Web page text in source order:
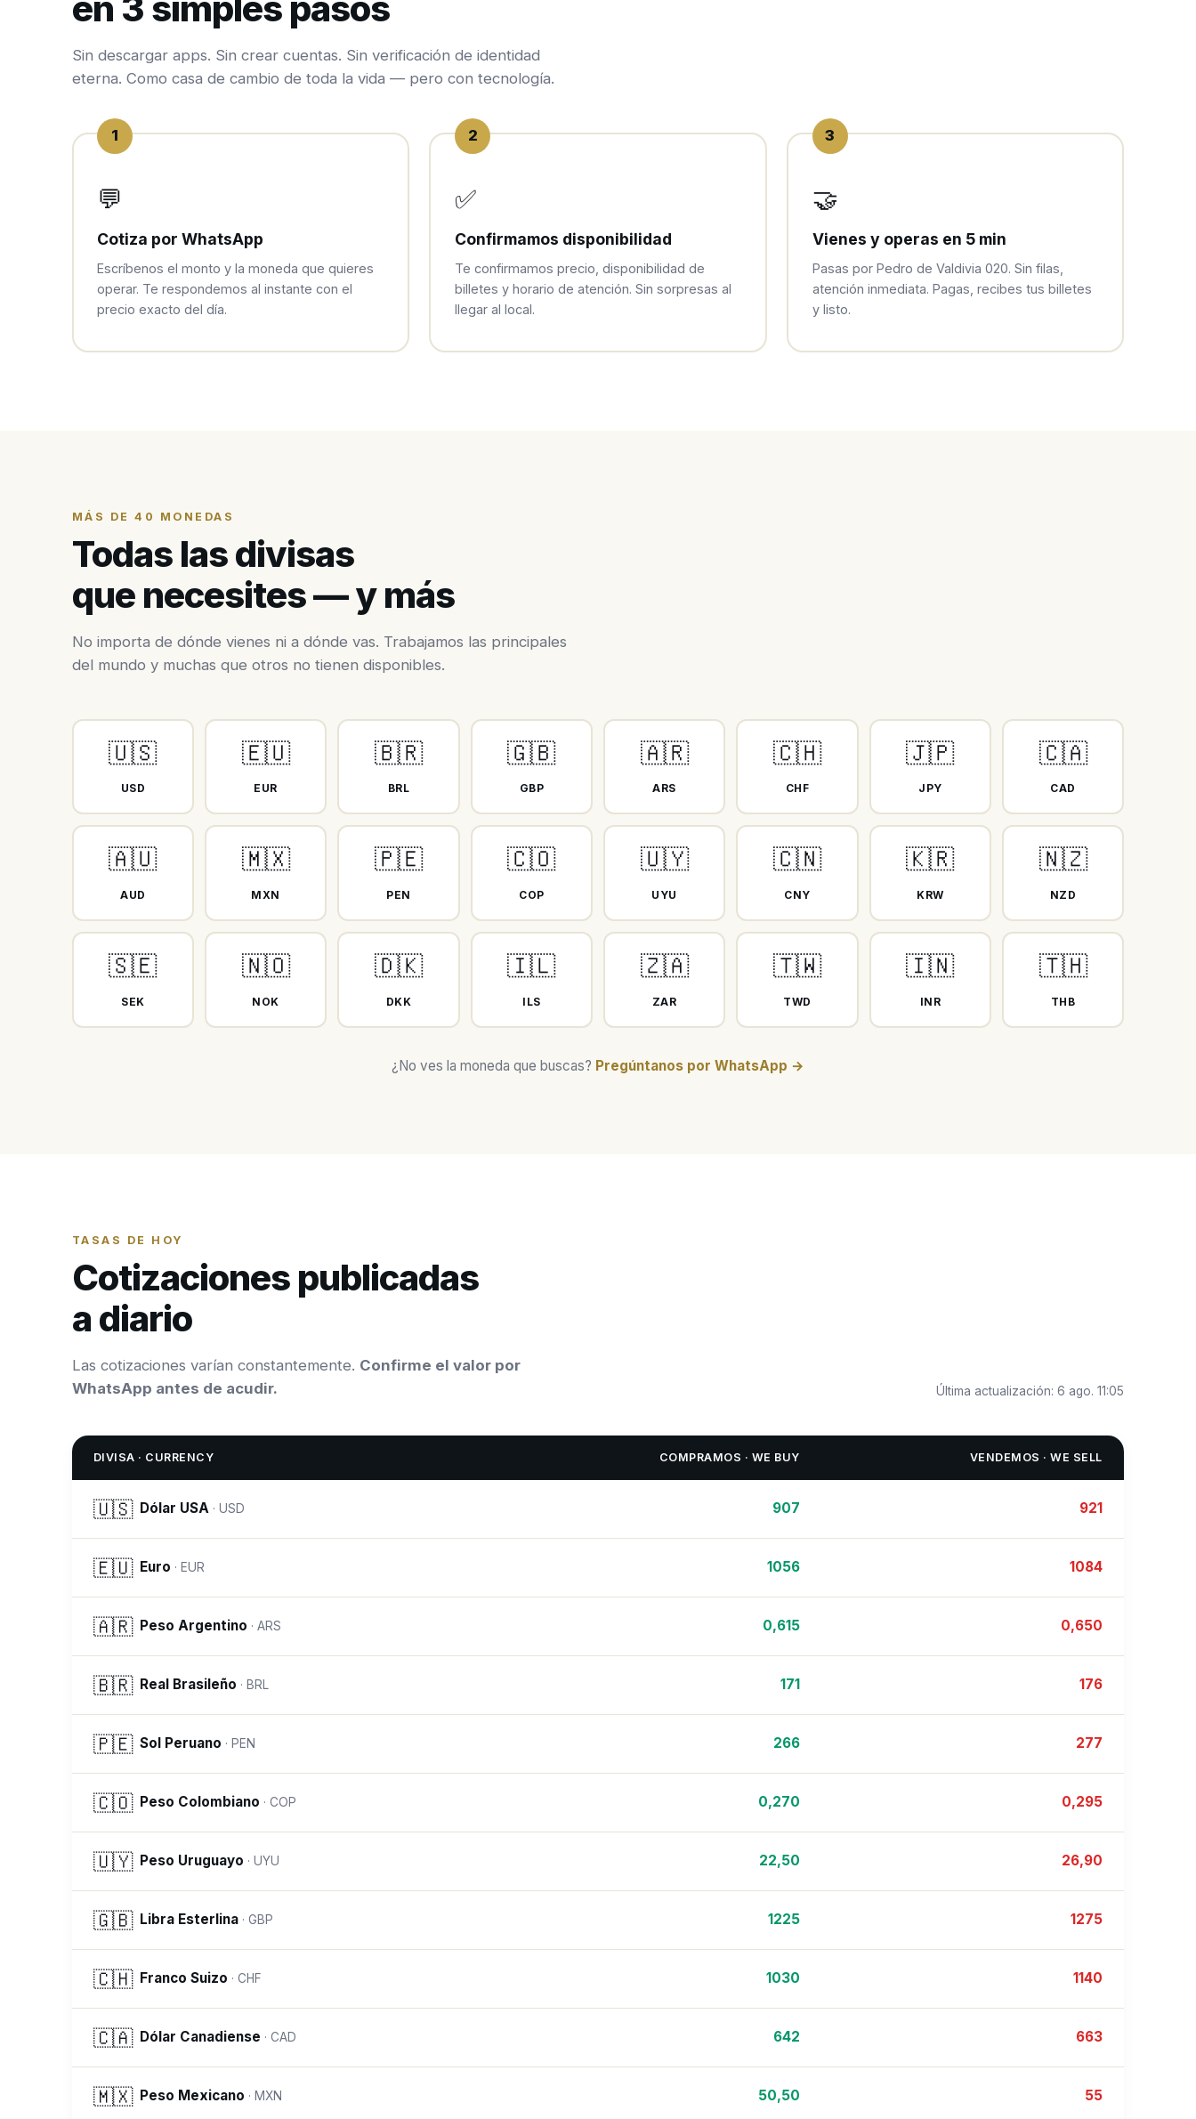
en 3 simples pasos
Sin descargar apps. Sin crear cuentas. Sin verificación de identidad
eterna. Como casa de cambio de toda la vida — pero con tecnología.
1
💬
Cotiza por WhatsApp
Escríbenos el monto y la moneda que quieres
operar. Te respondemos al instante con el
precio exacto del día.
2
✅
Confirmamos disponibilidad
Te confirmamos precio, disponibilidad de
billetes y horario de atención. Sin sorpresas al
llegar al local.
3
🤝
Vienes y operas en 5 min
Pasas por Pedro de Valdivia 020. Sin filas,
atención inmediata. Pagas, recibes tus billetes
y listo.
MÁS DE 40 MONEDAS
Todas las divisas
que necesites — y más
No importa de dónde vienes ni a dónde vas. Trabajamos las principales
del mundo y muchas que otros no tienen disponibles.
🇺🇸
USD
🇪🇺
EUR
🇧🇷
BRL
🇬🇧
GBP
🇦🇷
ARS
🇨🇭
CHF
🇯🇵
JPY
🇨🇦
CAD
🇦🇺
AUD
🇲🇽
MXN
🇵🇪
PEN
🇨🇴
COP
🇺🇾
UYU
🇨🇳
CNY
🇰🇷
KRW
🇳🇿
NZD
🇸🇪
SEK
🇳🇴
NOK
🇩🇰
DKK
🇮🇱
ILS
🇿🇦
ZAR
🇹🇼
TWD
🇮🇳
INR
🇹🇭
THB
¿No ves la moneda que buscas? Pregúntanos por WhatsApp →
TASAS DE HOY
Cotizaciones publicadas
a diario
Las cotizaciones varían constantemente. Confirme el valor por
WhatsApp antes de acudir.
Última actualización:6 ago. 11:05
DIVISA · CURRENCY COMPRAMOS · WE BUY VENDEMOS · WE SELL
🇺🇸 Dólar USA · USD 907 921
🇪🇺 Euro · EUR 1056 1084
🇦🇷 Peso Argentino · ARS 0,615 0,650
🇧🇷 Real Brasileño · BRL 171 176
🇵🇪 Sol Peruano · PEN 266 277
🇨🇴 Peso Colombiano · COP 0,270 0,295
🇺🇾 Peso Uruguayo · UYU 22,50 26,90
🇬🇧 Libra Esterlina · GBP 1225 1275
🇨🇭 Franco Suizo · CHF 1030 1140
🇨🇦 Dólar Canadiense · CAD 642 663
🇲🇽 Peso Mexicano · MXN 50,50 55